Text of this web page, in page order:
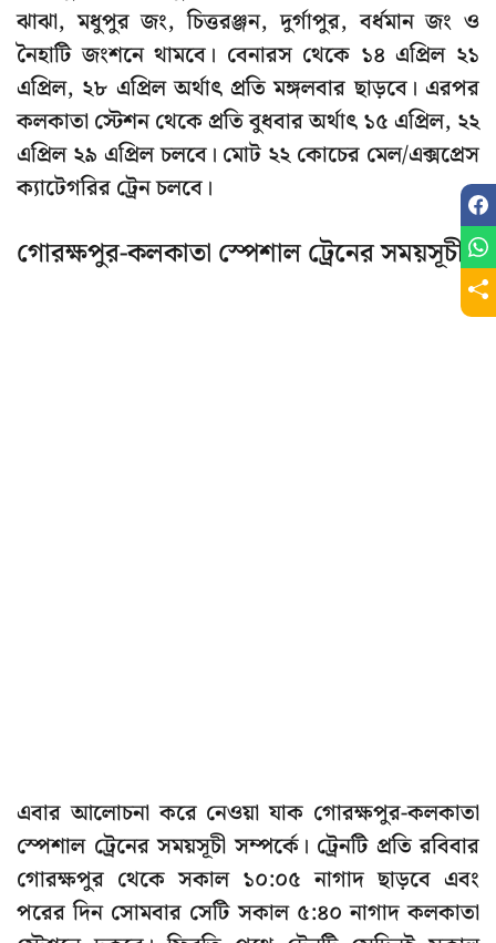
ঝাঝা, মধুপুর জং, চিত্তরঞ্জন, দুর্গাপুর, বর্ধমান জং ও
নৈহাটি জংশনে থামবে। বেনারস থেকে ১৪ এপ্রিল ২১
এপ্রিল, ২৮ এপ্রিল অর্থাৎ প্রতি মঙ্গলবার ছাড়বে। এরপর
কলকাতা স্টেশন থেকে প্রতি বুধবার অর্থাৎ ১৫ এপ্রিল, ২২
এপ্রিল ২৯ এপ্রিল চলবে। মোট ২২ কোচের মেল/এক্সপ্রেস
ক্যাটেগরির ট্রেন চলবে।
গোরক্ষপুর-কলকাতা স্পেশাল ট্রেনের সময়সূচী
এবার আলোচনা করে নেওয়া যাক গোরক্ষপুর-কলকাতা
স্পেশাল ট্রেনের সময়সূচী সম্পর্কে। ট্রেনটি প্রতি রবিবার
গোরক্ষপুর থেকে সকাল ১০:০৫ নাগাদ ছাড়বে এবং
পরের দিন সোমবার সেটি সকাল ৫:৪০ নাগাদ কলকাতা